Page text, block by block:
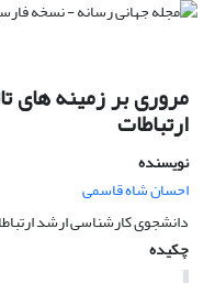
مروری بر زمینه های
ارتباطات
نویسنده
احسان شاه قاسمی
دانشجوی کارشناسی ارشد
چکیده